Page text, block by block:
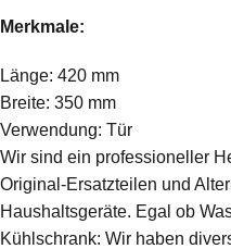
Merkmale:
Länge: 420 mm
Breite: 350 mm
Verwendung: Tür
Wir sind ein professioneller
Original-Ersatzteilen und
Haushaltsgeräte. Egal ob
Kühlschrank: Wir haben